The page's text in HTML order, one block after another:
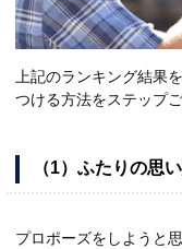
上記のランキング結果
つける方法をステップ
（1）ふたりの思
プロポーズをしようと